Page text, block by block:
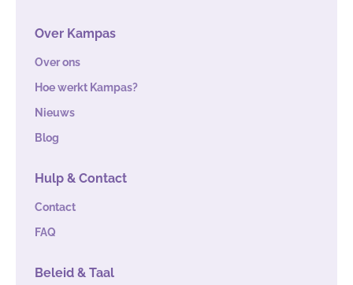
Over Kampas
Over ons
Hoe werkt Kampas?
Nieuws
Blog
Hulp & Contact
Contact
FAQ
Beleid & Taal